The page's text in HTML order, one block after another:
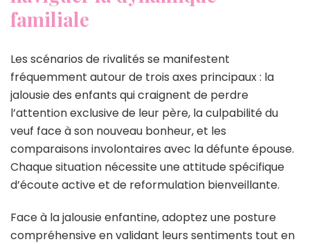
familiale
Les scénarios de rivalités se manifestent
fréquemment autour de trois axes principaux : la
jalousie des enfants qui craignent de perdre
l’attention exclusive de leur père, la culpabilité du
veuf face à son nouveau bonheur, et les
comparaisons involontaires avec la défunte épouse.
Chaque situation nécessite une attitude spécifique
d’écoute active et de reformulation bienveillante.
Face à la jalousie enfantine, adoptez une posture
compréhensive en validant leurs sentiments tout en